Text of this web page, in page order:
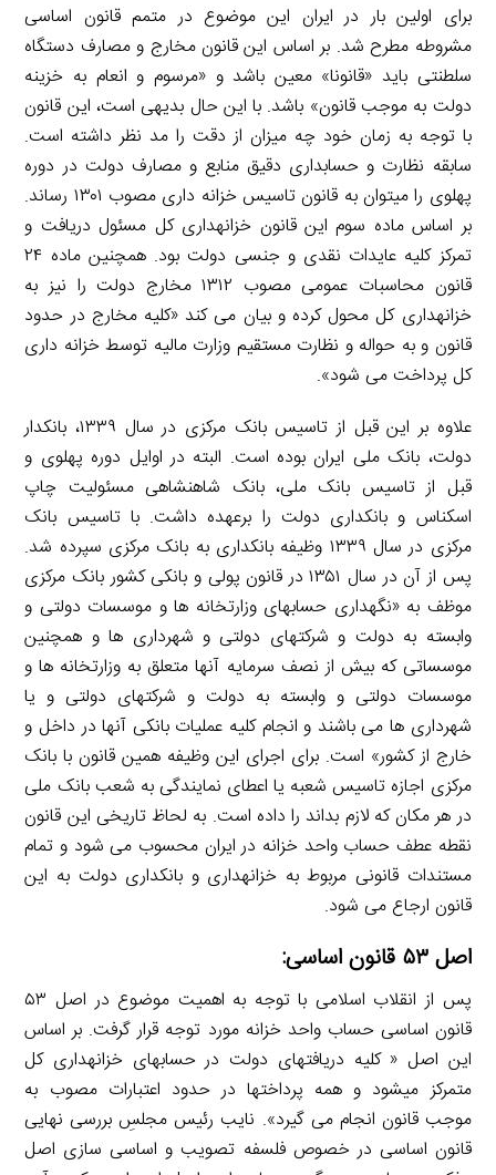
برای اولین بار در ایران این موضوع در متمم قانون اساسی
مشروطه مطرح شد. بر اساس این قانون مخارج و مصارف دستگاه
سلطنتی باید «قانونا» معین باشد و «مرسوم و انعام به خزینه
دولت به موجب قانون» باشد. با این حال بدیهی است، این قانون
با توجه به زمان خود چه میزان از دقت را مد نظر داشته است.
سابقه نظارت و حسابداری دقیق منابع و مصارف دولت در دوره
پهلوی را می­توان به قانون تاسیس خزانه ­داری مصوب ۱۳۰۱ رساند.
بر اساس ماده سوم این قانون خزانه­داری کل مسئول دریافت و
تمرکز کلیه عایدات نقدی و جنسی دولت بود. همچنین ماده ۲۴
قانون محاسبات عمومی مصوب ۱۳۱۲ مخارج دولت را نیز به
خزانه­داری کل محول کرده و بیان می­ کند «کلیه مخارج در حدود
قانون و به حواله و نظارت مستقیم وزارت مالیه توسط خزانه­ داری
کل پرداخت می­ شود».
علاوه بر این قبل از تاسیس بانک مرکزی در سال ۱۳۳۹، بانکدار
دولت، بانک ملی ایران بوده است. البته در اوایل دوره پهلوی و
قبل از تاسیس بانک ملی، بانک شاهنشاهی مسئولیت چاپ
اسکناس و بانکداری دولت را برعهده داشت. با تاسیس بانک
مرکزی در سال ۱۳۳۹ وظیفه بانکداری به بانک مرکزی سپرده شد.
پس از آن در سال ۱۳۵۱ در قانون پولی و بانکی کشور بانک مرکزی
موظف به «نگهداری حساب­های وزارتخانه ها و موسسات دولتی و
وابسته به دولت و شرکت­های دولتی و شهرداری ­ها و همچنین
موسساتی که بیش از نصف سرمایه آنها متعلق به وزارتخانه ­ها و
موسسات دولتی و وابسته به دولت و شرکت­های دولتی و یا
شهرداری­ ها می­ باشند و انجام کلیه عملیات بانکی آنها در داخل و
خارج از کشور» است. برای اجرای این وظیفه همین قانون با بانک
مرکزی اجازه تاسیس شعبه یا اعطای نمایندگی به شعب بانک ملی
در هر مکان که لازم بداند را داده است. به لحاظ تاریخی این قانون
نقطه عطف حساب واحد خزانه در ایران محسوب می ­شود و تمام
مستندات قانونی مربوط به خزانه­داری و بانک­داری دولت به این
قانون ارجاع می ­شود.
اصل ۵۳ قانون اساسی:
پس از انقلاب اسلامی با توجه به اهمیت موضوع در اصل ۵۳
قانون اساسی حساب واحد خزانه مورد توجه قرار گرفت. بر اساس
این اصل « کلیه دریافت­های دولت در حساب­های خزانه­داری کل
متمرکز می­شود و همه پرداخت­ها در حدود اعتبارات مصوب به
موجب قانون انجام می ­گیرد». نایب رئیس مجلسِ بررسی نهایی
قانون اساسی در خصوص فلسفه تصویب و اساسی سازی اصل